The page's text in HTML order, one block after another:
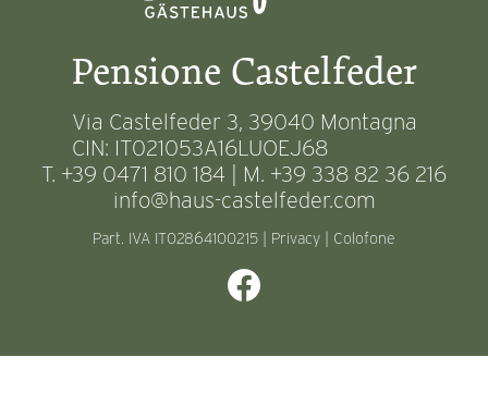
Pensione Castelfeder
Via Castelfeder 3, 39040 Montagna
CIN: IT021053A16LUOEJ68
T. +39 0471 810 184 | M. +39 338 82 36 216
info@haus-castelfeder.com
Part. IVA IT02864100215 | Privacy Colofone